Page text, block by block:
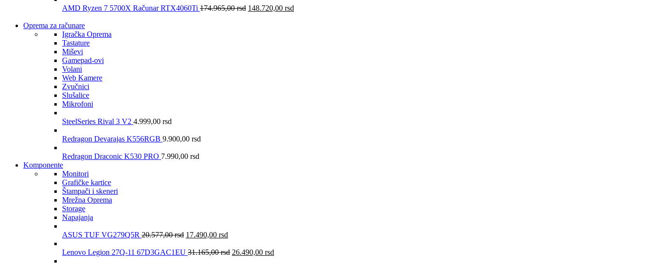
AMD Ryzen 7 5700X Računar RTX4060Ti 174.965,00rsd 148.720,00 rsd
Oprema za računare
Igračka Oprema
Tastature
Miševi
Gamepad-ovi
Volani
Web Kamere
Zvučnici
Slušalice
Mikrofoni
SteelSeries Rival 3 V2 4.999,00 rsd
Redragon Devarajas K556RGB 9.900,00 rsd
Redragon Draconic K530 PRO 7.990,00 rsd
Komponente
Monitori
Grafičke kartice
Štampači i skeneri
Mrežna Oprema
Storage
Napajanja
ASUS TUF VG279Q5R 20.577,00rsd 17.490,00 rsd
Lenovo Legion 27Q-11 67D3GAC1EU 31.165,00rsd 26.490,00 rsd